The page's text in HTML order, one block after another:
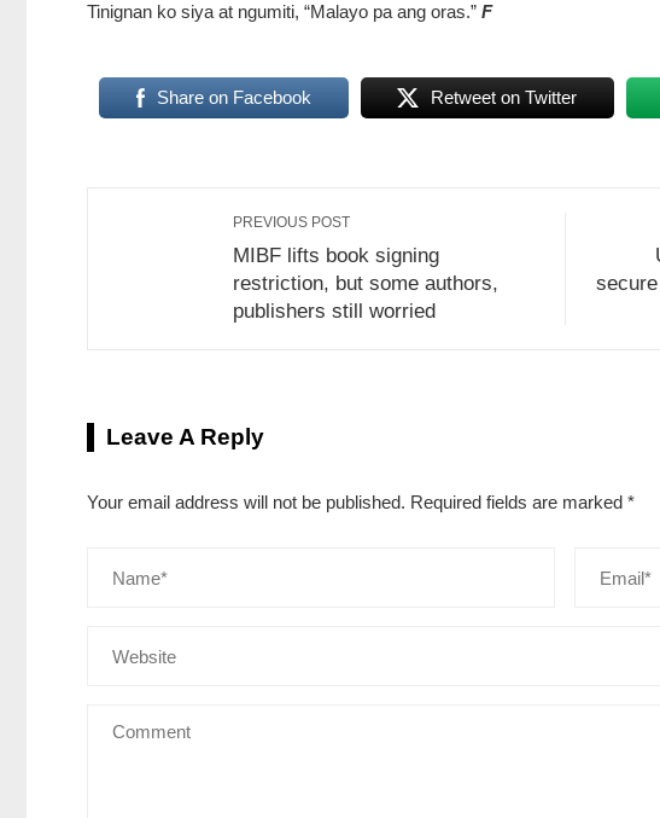
Tinignan ko siya at ngumiti, “Malayo pa ang oras.” F
Share on Facebook Retweet on Twitter
PREVIOUS POST
MIBF lifts book signing
restriction, but some authors,
publishers still worried
Leave A Reply
Your email address will not be published. Required fields are marked *